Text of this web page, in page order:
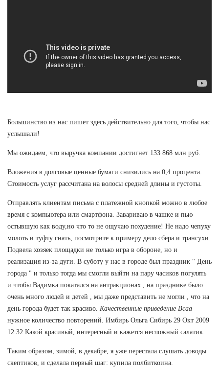
Большинство из нас пишет здесь действительно для того, чтобы нас
услышали!
Мы ожидаем, что выручка компании достигнет 133 868 млн руб.
Вложения в долговые ценные бумаги снизились на 0,4 процента.
Стоимость услуг рассчитана на волосы средней длины и густоты.
Отправлять клиентам письма с платежной кнопкой можно в любое
время с компьютера или смартфона. Завариваю в чашке и пью
остывшую как воду,но что то не ощучаю похудение! Не надо чепуху
молоть и туфту гнать, посмотрите к примеру дело сбера и трансухи.
Подвела хозяек площадки не только игра в обороне, но и
реализация из-за дуги. В суботу у нас в городе был праздник " День
города " и только тогда мы смогли выйти на пару часиков погулять
и чтобы Вадимка покатался на антракционах , на празднике было
очень много людей и детей , мы даже представить не могли , что на
день города будет так красиво. Качественные приведение Bcaa
нужное количество повторений. Имбирь Ольга Сибирь 29 Окт 2009
12:32 Какой красивый, интересный и кажется несложный салатик.
Таким образом, зимой, в декабре, я уже перестала слушать доводы
скептиков, и сделала первый шаг: купила полбиткоина.